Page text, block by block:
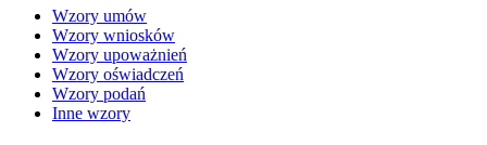
Wzory umów
Wzory wniosków
Wzory upoważnień
Wzory oświadczeń
Wzory podań
Inne wzory